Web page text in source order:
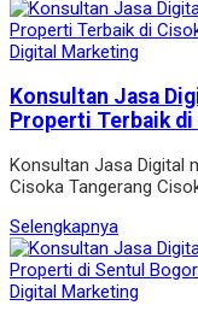
Digital Marketing
Konsultan Jasa
Properti Terbaik di
Konsultan Jasa Digital
Cisoka Tangerang
Selengkapnya
Digital Marketing